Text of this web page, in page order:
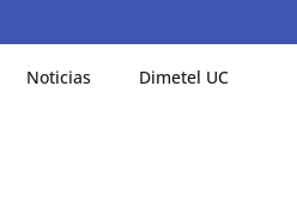
Noticias Dimetel UC